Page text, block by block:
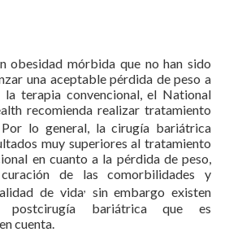
obesidad mórbida que no han sido
una aceptable pérdida de peso a
terapia convencional, el National
recomienda realizar tratamiento
lo general, la cirugía bariátrica
muy superiores al tratamiento
en cuanto a la pérdida de peso,
de las comorbilidades y
de vida, sin embargo existen
postcirugía bariátrica que es
cuenta.